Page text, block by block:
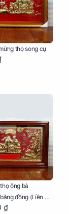
thọ song cụ
ông bà
đồng (Liền mê
₫